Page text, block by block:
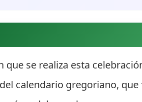
que se realiza esta
calendario gregoriano,